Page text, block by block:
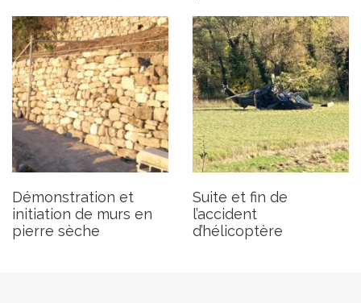
Démonstration et
initiation de murs en
pierre sèche
Suite et fin de
l’accident
d’hélicoptère